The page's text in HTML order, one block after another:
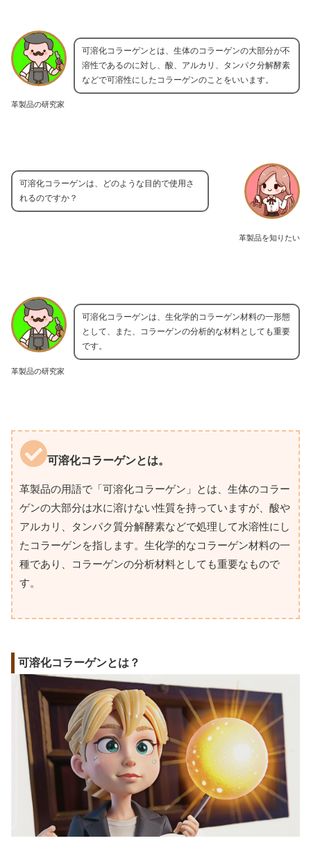
革製品の研究家
可溶化コラーゲンとは、生体のコラーゲンの大部分が不
溶性であるのに対し、酸、アルカリ、タンパク分解酵素
などで可溶性にしたコラーゲンのことをいいます。
革製品を知りたい
可溶化コラーゲンは、どのような目的で使用さ
れるのですか？
革製品の研究家
可溶化コラーゲンは、生化学的コラーゲン材料の一形態
として、また、コラーゲンの分析的な材料としても重要
です。
可溶化コラーゲンとは。
革製品の用語で「可溶化コラーゲン」とは、生体のコラー
ゲンの大部分は水に溶けない性質を持っていますが、酸や
アルカリ、タンパク質分解酵素などで処理して水溶性にし
たコラーゲンを指します。生化学的なコラーゲン材料の一
種であり、コラーゲンの分析材料としても重要なもので
す。
可溶化コラーゲンとは？